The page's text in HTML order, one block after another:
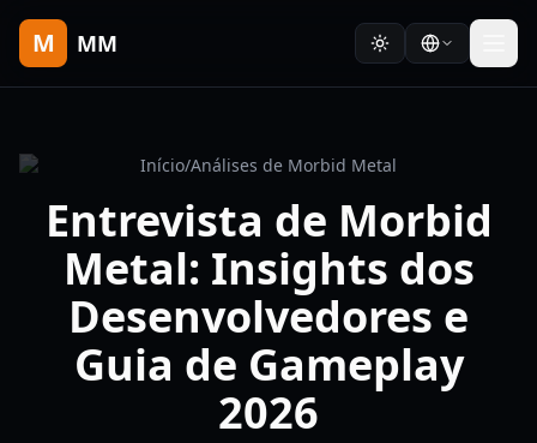
M MM
Início/Análises de Morbid Metal
Entrevista de Morbid
Metal: Insights dos
Desenvolvedores e
Guia de Gameplay
2026